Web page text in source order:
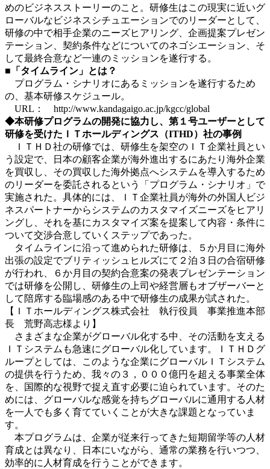
めのビジネスストーリーのこと。研修生はこの現実に近いグ
ローバルなビジネスシチュエーションでのリーダーとして、
研修の中で相手企業のニーズヒアリング、企画提案プレゼン
テーション、契約条件などについてのネゴシエーション、そ
して最終合意など一連のミッションを遂行する。
■「タイムライン」とは？
プログラム・シナリオにあるミッションを遂行するため
の、基本研修スケジュール。
URL： http://www.kandagaigo.ac.jp/kgcc/global
◆本研修プログラムの開発に協力し、第１号ユーザーとして
研修を受けたＩＴホールディングス（ITHD）社の事例
ＩＴＨＤ社の研修では、研修生を架空のＩＴ企業社員とい
う設定で、日本の顧客企業が海外進出するにあたり海外企業
を買収し、その買収した海外拠点へシステムを導入するため
のリーダーを委託されるという「プログラム・シナリオ」で
実施された。具体的には、ＩＴ企業社員が海外の外国人ビジ
ネスパートナーからシステムのカスタマイズニーズをヒアリ
ングし、それを基にカスタマイズ案を提案して内容・条件に
ついて交渉合意していくステップであった。
タイムラインに沿って進められた研修は、５か月目に海外
出張の設定でブリティッシュヒルズにて２泊３日の合宿研修
が行われ、６か月目の契約合意案の発表プレゼンテーション
では研修を公開し、研修生の上司や経営層もオブザーバーと
して陪席する臨場感のある中で研修生の成果が試された。
【ＩＴホールディングス株式会社 執行役員 事業推進本部
長 荒野高志様より】
さまざまな企業がグローバル化する中、その活動を支える
ＩＴシステムも急速にグローバル化しています。ＩＴＨＤグ
ループとしては、このような企業にグローバルＩＴシステム
の提供を行うため、我々の３，０００億円を超える事業全体
を、国際的な視野で捉え直す必要に迫られています。そのた
めには、グローバルな感覚を持ちグローバルに通用する人材
を一人でも多く育てていくことが大きな課題となっていま
す。
本プログラムは、企業が従来行ってきた短期留学等の人材
育成とは異なり、日本にいながら、通常の業務を行いつつ、
効率的に人材育成を行うことができます。